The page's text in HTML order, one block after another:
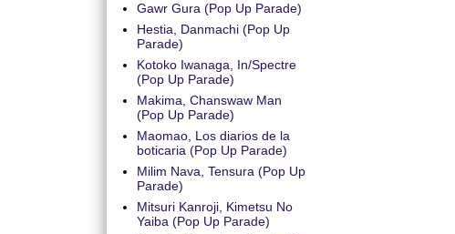
Gawr Gura (Pop Up Parade)
Hestia, Danmachi (Pop Up
Parade)
Kotoko Iwanaga, In/Spectre
(Pop Up Parade)
Makima, Chanswaw Man
(Pop Up Parade)
Maomao, Los diarios de la
boticaria (Pop Up Parade)
Milim Nava, Tensura (Pop Up
Parade)
Mitsuri Kanroji, Kimetsu No
Yaiba (Pop Up Parade)